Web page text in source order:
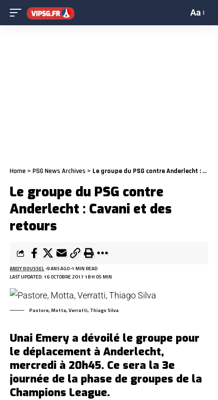
Aa
Home > PSG News Archives > Le groupe du PSG contre Anderlecht : Cavani et des retours
Le groupe du PSG contre
Anderlecht : Cavani et des
retours
LAST UPDATED: 16 OCTOBRE 2017 18 H 05 MIN
ANDY ROUSSEL 9 ANS AGO 1 MIN READ
Pastore, Motta, Verratti, Thiago Silva
Unai Emery a dévoilé le groupe pour
le déplacement à Anderlecht,
mercredi à 20h45. Ce sera la 3e
journée de la phase de groupes de la
Champions League.